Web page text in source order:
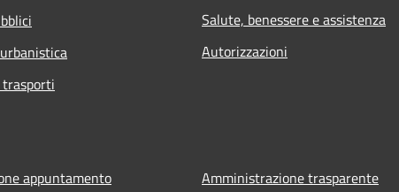
Salute, benessere e assistenza
Autorizzazioni
appuntamento Amministrazione trasparente